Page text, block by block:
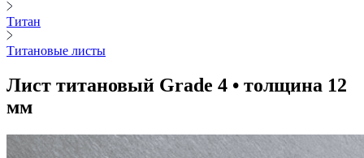
Титан
Титановые листы
Лист титановый Grade 4 • толщина 12
мм